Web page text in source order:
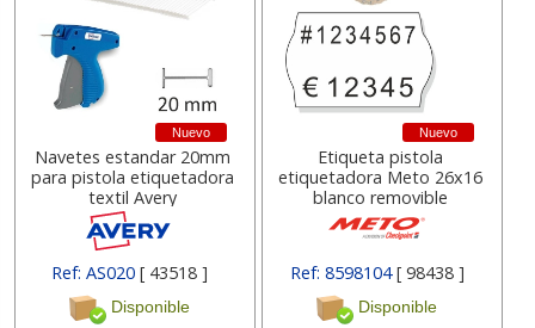
Nuevo
Navetes estandar 20mm
para pistola etiquetadora
textil Avery
Ref: AS020 [ 43518 ]
Disponible
Nuevo
Etiqueta pistola
etiquetadora Meto 26x16
blanco removible
Ref: 8598104[ 98438 ]
Disponible